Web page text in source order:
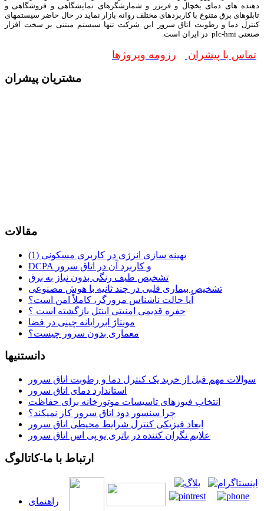
دهنده های دمای یخچال و فریزر و شمارشگرهای نمایشگاهی و فروشگاهی و
تابلوهای برق متنوع با کاربردهای مختلف روانه بازار نماید در حال حاضر سیستمهای
کنترل دما و رطوبت اتاق سرور این شرکت تنها سیستم مبتنی بر سخت افزار
صنعتی plc-hmi در ایران است.
تماس با پیشران رزومه وپروژها
مشتریان پیشران
مقالات
بهینه سازی انرژی در کاربری مسکونی (1)
DCPA و کاربرد آن در اتاق سرور
تشخیص طیف رنگی بدون نیاز به برق
تشخیص بیماری قلبی در چند ثانیه با هوش مصنوعی
آیا حالت ناشناس مرورگر، کاملاً امن است؟
حفره قدیمی امنیتی اینتل بازگشته است ؟
مونتاژ ابررایانه چینی در فضا
معماری بدون سرور چیست؟
دانستنیها
سوالات مهم قبل از خرید یک کنترل دما و رطوبت اتاق سرور
استاندارد دمای اتاق سرور
انتخاب فیوزهای تاسیسات موتورخانه برای حفاظت
چرا سنسور دود اتاق سرور کار نمیکند؟
ابعاد فیزیکی کنترل شرایط محیطی اتاق سرور
علایم نگران کننده در باتری یو پی اس اتاق سرور
ارتباط با ما-کاتالوگ
راهنمای